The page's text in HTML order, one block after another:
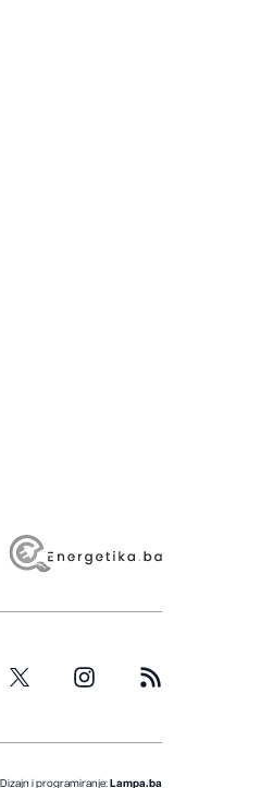
Dizajn i programiranje: Lampa.ba